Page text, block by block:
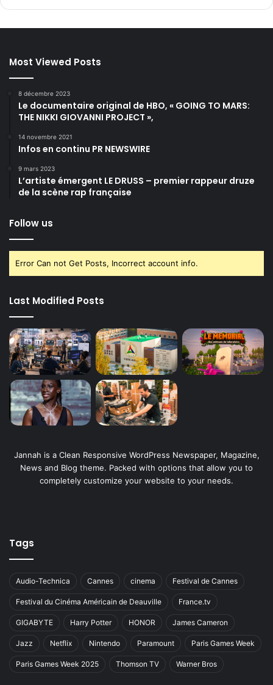
Most Viewed Posts
8 décembre 2023
Le documentaire original de HBO, « GOING TO MARS:
THE NIKKI GIOVANNI PROJECT »,
14 novembre 2021
Infos en continu PR NEWSWIRE
9 mars 2023
L’artiste émergent LE DRUSS – premier rappeur druze
de la scène rap française
Follow us
Error Can not Get Posts, Incorrect account info.
Last Modified Posts
Jannah is a Clean Responsive WordPress Newspaper, Magazine,
News and Blog theme. Packed with options that allow you to
completely customize your website to your needs.
Tags
Audio-Technica Cannes cinema Festival de Cannes
Festival du Cinéma Américain de Deauville France.tv
GIGABYTE Harry Potter HONOR James Cameron
Jazz Netflix Nintendo Paramount Paris Games Week
Paris Games Week 2025 Thomson TV Warner Bros